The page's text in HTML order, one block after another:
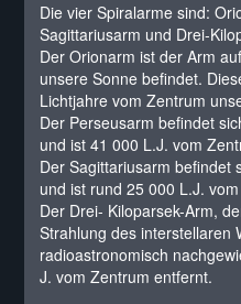
Die vier Spiralarme sind:
Sagittariusarm und Drei-
Der Orionarm ist der Arm
unsere Sonne befindet.
Lichtjahre vom Zentrum
Der Perseusarm befindet
und ist 41 000 L.J. vom
Der Sagittariusarm befindet
und ist rund 25 000 L.J.
Der Drei- Kiloparsek-Arm,
Strahlung des interstellaren
radioastronomisch
J. vom Zentrum entfernt.